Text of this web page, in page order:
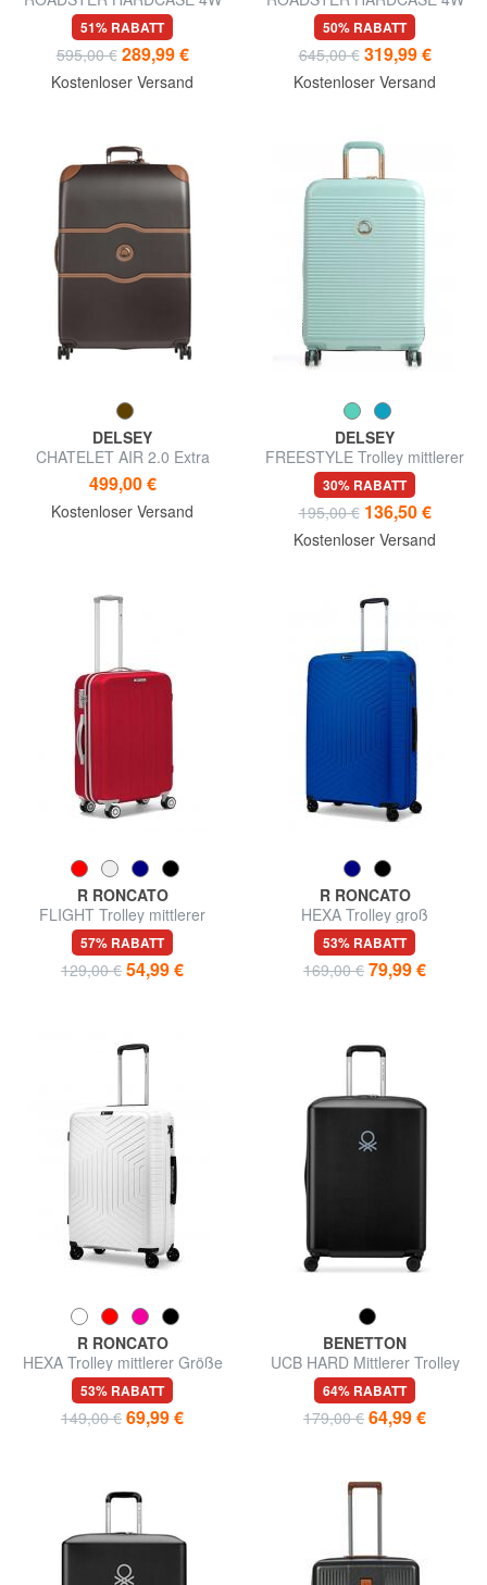
Mittelgroßer Trolley, extrem
widerstandsfähig
51% RABATT
595,00 € 289,99 €
Kostenloser Versand
Großer, extrem
widerstandsfähiger Trolley
50% RABATT
645,00 € 319,99 €
Kostenloser Versand
DELSEY
CHATELET AIR 2.0 Extra
großer Trolley
499,00 €
Kostenloser Versand
DELSEY
FREESTYLE Trolley mittlerer
Größe
30% RABATT
195,00 € 136,50 €
Kostenloser Versand
R RONCATO
FLIGHT Trolley mittlerer
Größe
57% RABATT
129,00 € 54,99 €
R RONCATO
HEXA Trolley groß
53% RABATT
169,00 € 79,99 €
R RONCATO
HEXA Trolley mittlerer Größe
53% RABATT
149,00 € 69,99 €
BENETTON
UCB HARD Mittlerer Trolley
64% RABATT
179,00 € 64,99 €